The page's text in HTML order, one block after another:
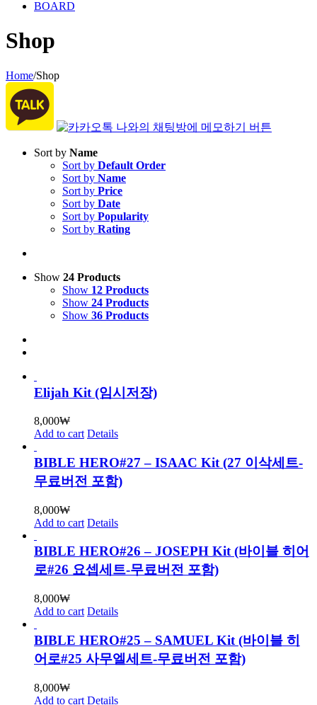
BOARD
Shop
Home/Shop
Sort by Name
Sort by Default Order
Sort by Name
Sort by Price
Sort by Date
Sort by Popularity
Sort by Rating
Show 24 Products
Show 12 Products
Show 24 Products
Show 36 Products
Elijah Kit (임시저장)
8,000₩
Add to cart Details
BIBLE HERO#27 – ISAAC Kit (27 이삭세트-
무료버전 포함)
8,000₩
Add to cart Details
BIBLE HERO#26 – JOSEPH Kit (바이블 히어
로#26 요셉세트-무료버전 포함)
8,000₩
Add to cart Details
BIBLE HERO#25 – SAMUEL Kit (바이블 히
어로#25 사무엘세트-무료버전 포함)
8,000₩
Add to cart Details